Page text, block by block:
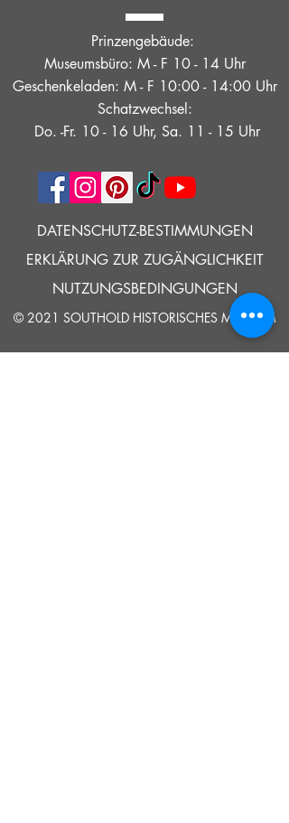
Prinzengebäude:
Museumsbüro: M - F 10 - 14 Uhr
Geschenkeladen: M - F 10:00 - 14:00 Uhr
Schatzwechsel:
Do. -Fr. 10 - 16 Uhr, Sa. 11 - 15 Uhr
DATENSCHUTZ-BESTIMMUNGEN
ERKLÄRUNG ZUR ZUGÄNGLICHKEIT
NUTZUNGSBEDINGUNGEN
© 2021 SOUTHOLD HISTORISCHES MUSEUM